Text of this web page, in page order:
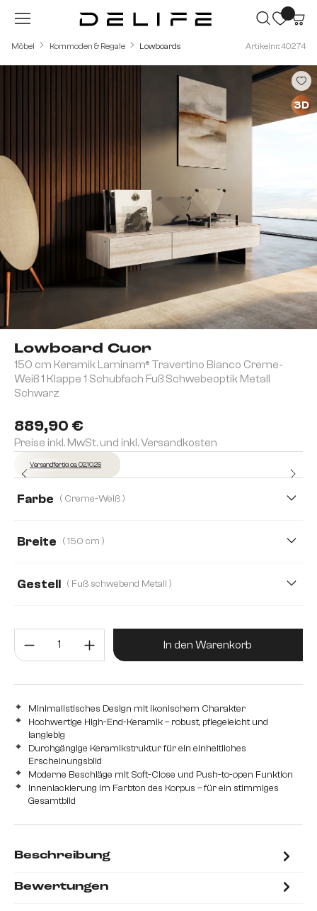
Zum Hauptinhalt springen
Möbel Kommoden & Regale Lowboards Artikelnr.: 40274
Lowboard Cuor
150 cm Keramik Laminam® Travertino Bianco Creme-
Weiß 1 Klappe 1 Schubfach Fuß Schwebeoptik Metall
Schwarz
889,90 €
Preise inkl. MwSt. und inkl. Versandkosten
Versandfertig ca. 02.10.26
Farbe ( Creme-Weiß )
Breite ( 150 cm )
Gestell ( Fuß schwebend Metall )
Produkt Anzahl: Gib den
In den Warenkorb
Minimalistisches Design mit ikonischem Charakter
Hochwertige High-End-Keramik – robust, pflegeleicht und
langlebig
Durchgängige Keramikstruktur für ein einheitliches
Erscheinungsbild
Moderne Beschläge mit Soft-Close und Push-to-open Funktion
Innenlackierung im Farbton des Korpus – für ein stimmiges
Gesamtbild
3D
Beschreibung
Bewertungen